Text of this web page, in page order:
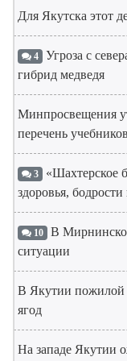
Для Якутска этот
4 Угроза с
гибрид медведя
Минпросвещения
перечень учебников
3 «Шахтерское
здоровья, бодрости
10 В
ситуации
В Якутии пожилой
ягод
На западе Якутии